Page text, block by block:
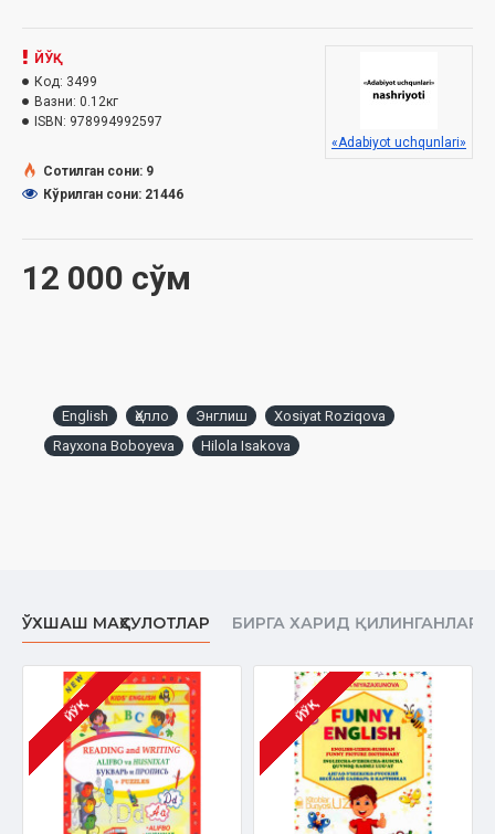
12 000 сўм
ЙЎҚ
Код: 3499
Вазни: 0.12кг
ISBN: 978994992597
«Adabiyot uchqunlari»
Сотилган сони: 9
Кўрилган сони: 21446
English Ҳелло Энглиш
Xosiyat Roziqova
Rayxona Boboyeva
Hilola Isakova
ЎХШАШ МАҲСУЛОТЛАР БИРГА ХАРИД ҚИЛИНГАНЛАР
ЙЎҚ ЙЎҚ